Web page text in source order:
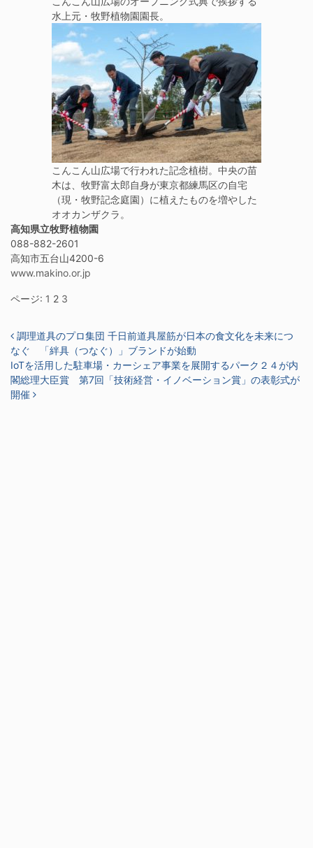
水上元・牧野植物園園長。
こんこん山広場で行われた記念植樹。中央の苗
木は、牧野富太郎自身が東京都練馬区の自宅
（現・牧野記念庭園）に植えたものを増やした
オオカンザクラ。
高知県立牧野植物園
088-882-2601
高知市五台山4200-6
www.makino.or.jp
ページ: 1 2 3
投稿ナビゲーション
調理道具のプロ集団 千日前道具屋筋が日本の食文化を未来につ
なぐ 「絆具（つなぐ）」ブランドが始動
IoTを活用した駐車場・カーシェア事業を展開するパーク２４が内
閣総理大臣賞 第7回「技術経営・イノベーション賞」の表彰式が
開催